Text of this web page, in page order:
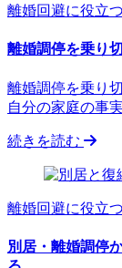
離婚回避に役立
離婚調停を乗り
離婚調停を乗り
自分の家庭の事
続きを読む
離婚回避に役立
別居・離婚調停